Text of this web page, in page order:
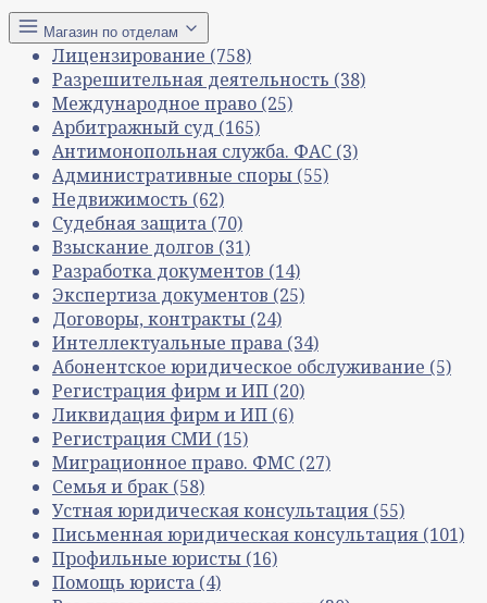
Магазин по отделам
Лицензирование (758)
Разрешительная деятельность (38)
Международное право (25)
Арбитражный суд (165)
Антимонопольная служба. ФАС (3)
Административные споры (55)
Недвижимость (62)
Судебная защита (70)
Взыскание долгов (31)
Разработка документов (14)
Экспертиза документов (25)
Договоры, контракты (24)
Интеллектуальные права (34)
Абонентское юридическое обслуживание (5)
Регистрация фирм и ИП (20)
Ликвидация фирм и ИП (6)
Регистрация СМИ (15)
Миграционное право. ФМС (27)
Семья и брак (58)
Устная юридическая консультация (55)
Письменная юридическая консультация (101)
Профильные юристы (16)
Помощь юриста (4)